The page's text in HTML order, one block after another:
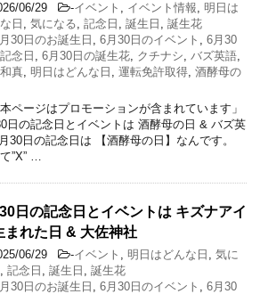
06/29 -イベント イベント情報 明日は
日
気になる 記念日 誕生日
誕生花
30日のお誕生日
6月30日のイベント
6月30
念日
6月30日の誕生花 クチナシ バズ英語
真 明日はどんな日 運転免許取得 酒酵母の
ページはプロモーションが含まれています」
日の記念日とイベントは 酒酵母の日 & バズ英
30日の記念日は 【酒酵母の日】なんです。
”X” …
日の記念日とイベントは キズナアイ
まれた日 & 大佐神社
06/29 -イベント 明日はどんな日
気に
記念日 誕生日
誕生花
30日のお誕生日
6月30日のイベント
6月30